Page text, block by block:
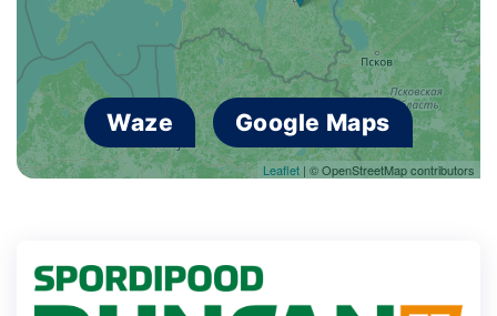
Leaflet | © OpenStreetMap contributors
Waze Google Maps